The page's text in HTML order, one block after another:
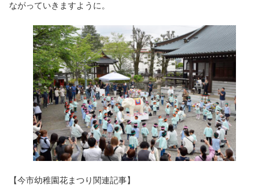
ながっていきますように。
【今市幼稚園花まつり関連記事】